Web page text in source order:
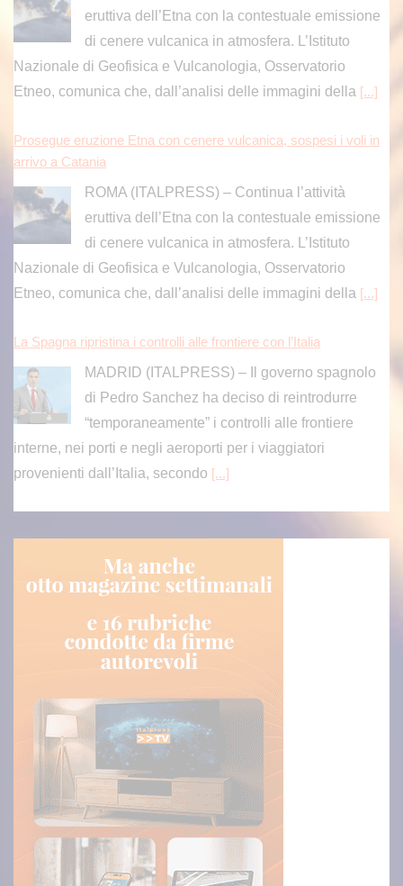
eruttiva dell’Etna con la contestuale emissione
di cenere vulcanica in atmosfera. L’Istituto
Nazionale di Geofisica e Vulcanologia, Osservatorio
Etneo, comunica che, dall’analisi delle immagini della [...]
Prosegue eruzione Etna con cenere vulcanica, sospesi i voli in
arrivo a Catania
ROMA (ITALPRESS) – Continua l’attività
eruttiva dell’Etna con la contestuale emissione
di cenere vulcanica in atmosfera. L’Istituto
Nazionale di Geofisica e Vulcanologia, Osservatorio
Etneo, comunica che, dall’analisi delle immagini della [...]
La Spagna ripristina i controlli alle frontiere con l’Italia
MADRID (ITALPRESS) – Il governo spagnolo
di Pedro Sanchez ha deciso di reintrodurre
“temporaneamente” i controlli alle frontiere
interne, nei porti e negli aeroporti per i viaggiatori
provenienti dall’Italia, secondo [...]